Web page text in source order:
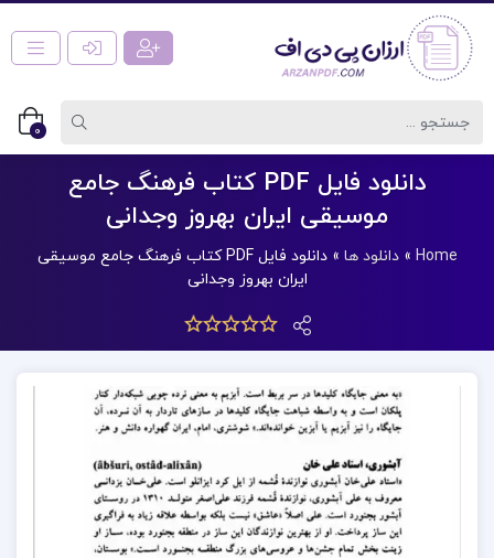
0
دانلود فایل PDF کتاب فرهنگ جامع
موسیقی ایران بهروز وجدانی
Home
»دانلود ها »
دانلود فایل PDF کتاب فرهنگ جامع موسیقی
ایران بهروز وجدانی